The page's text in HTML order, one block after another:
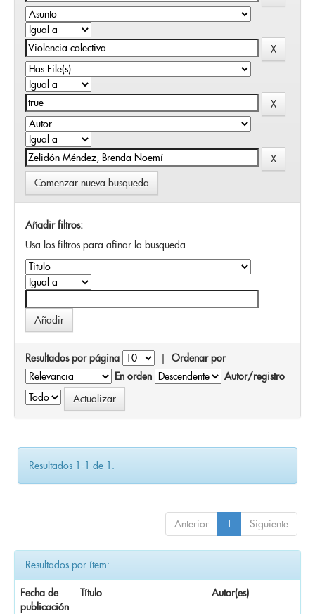
Comenzar nueva busqueda
Añadir filtros:
Usa los filtros para afinar la busqueda.
Resultados por página | Ordenar por
En orden
Autor/registro
Resultados 1-1 de 1.
Anterior 1 Siguiente
Resultados por ítem:
Fecha de
publicación
Título Autor(es)